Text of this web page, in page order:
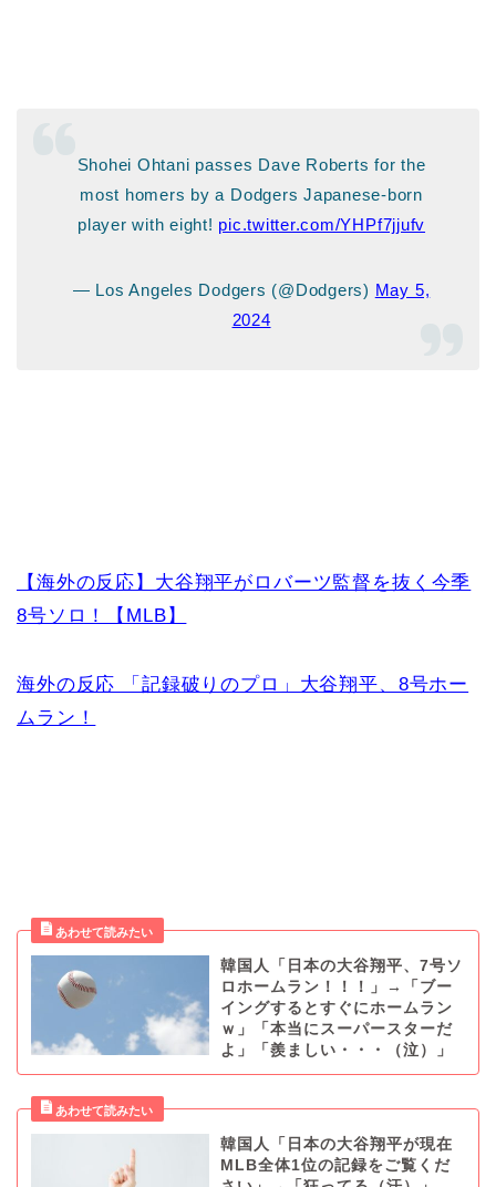
Shohei Ohtani passes Dave Roberts for the
most homers by a Dodgers Japanese-born
player with eight! pic.twitter.com/YHPf7jjufv
— Los Angeles Dodgers (@Dodgers) May 5,
2024
【海外の反応】大谷翔平がロバーツ監督を抜く今季
8号ソロ！【MLB】
海外の反応 「記録破りのプロ」大谷翔平、8号ホー
ムラン！
韓国人「日本の大谷翔平、7号ソ
ロホームラン！！！」→「ブー
イングするとすぐにホームラン
ｗ」「本当にスーパースターだ
よ」「羨ましい・・・（泣）」
韓国人「日本の大谷翔平が現在
MLB全体1位の記録をご覧くだ